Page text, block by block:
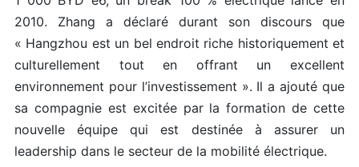
2010. Zhang a déclaré durant son discours que
« Hangzhou est un bel endroit riche historiquement et
culturellement tout en offrant un excellent
environnement pour l’investissement ». Il a ajouté que
sa compagnie est excitée par la formation de cette
nouvelle équipe qui est destinée à assurer un
leadership dans le secteur de la mobilité électrique.